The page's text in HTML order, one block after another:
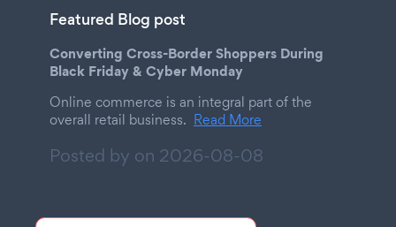
Featured Blog post
Converting Cross-Border Shoppers During
Black Friday & Cyber Monday
Online commerce is an integral part of the
overall retail business. Read More
Posted by on 2026-08-08